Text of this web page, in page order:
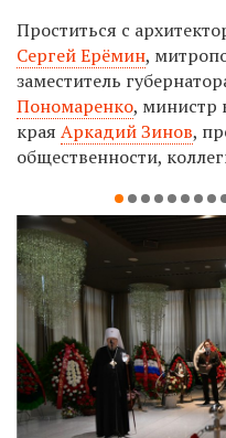
Проститься с
Сергей Ерёмин,
заместитель
Пономаренко, министр
края Аркадий Зинов,
общественности,